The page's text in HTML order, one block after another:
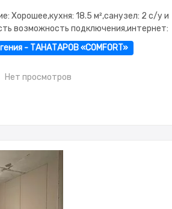
Хорошее,кухня: 18.5 м²,санузел: 2 с/у и
возможность подключения,интернет:
двор
- ТАНАТАРОВ «COMFORT»
Нет просмотров